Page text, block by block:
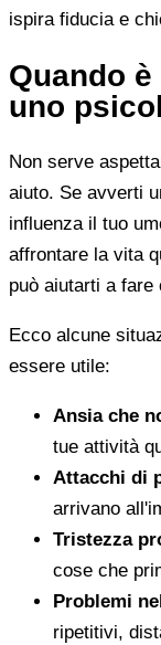
ispira fiducia e
Quando
uno
Non serve
aiuto. Se avverti
influenza il tuo
affrontare la vita
può aiutarti a fare
Ecco alcune
essere utile:
Ansia che
tue attività
Attacchi di
arrivano
Tristezza
cose che
Problemi
ripetitivi,